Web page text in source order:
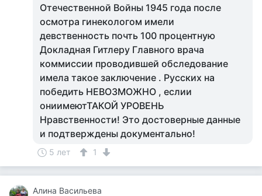
Отечественной Войны 1945 года после
осмотра гинекологом имели
девственность почть 100 процентную
Докладная Гитлеру Главного врача
коммиссии проводившей обследование
имела такое заключение . Русских на
победить НЕВОЗМОЖНО , еслии
ониимеютТАКОЙ УРОВЕНЬ
Нравственности! Это достоверные данные
и подтверждены документально!
5 лет 1
Алина Васильева